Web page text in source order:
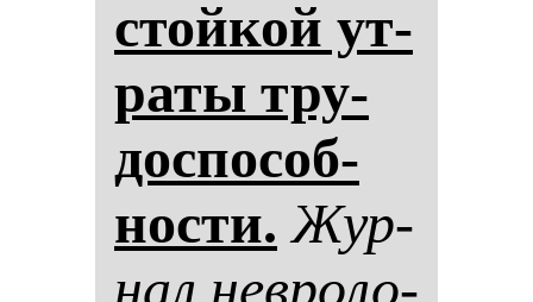
стой­кой ут­
ра­ты тру­
дос­по­соб­
нос­ти. Жур­
нал нев­ро­ло­